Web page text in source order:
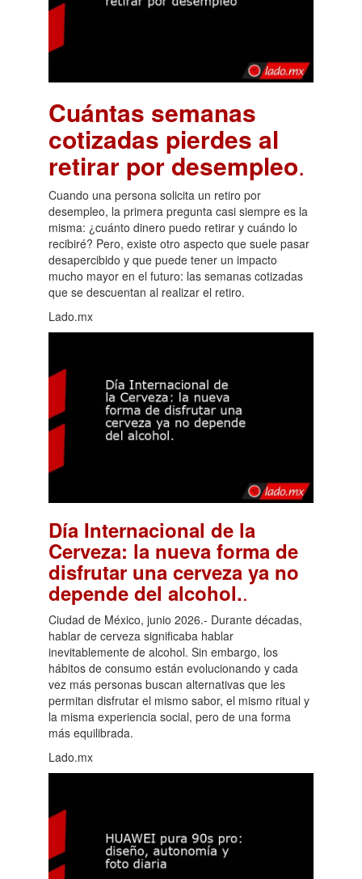
Cuántas semanas
cotizadas pierdes al
retirar por desempleo.
Cuando una persona solicita un retiro por
desempleo, la primera pregunta casi siempre es la
misma: ¿cuánto dinero puedo retirar y cuándo lo
recibiré? Pero, existe otro aspecto que suele pasar
desapercibido y que puede tener un impacto
mucho mayor en el futuro: las semanas cotizadas
que se descuentan al realizar el retiro.
Lado.mx
Día Internacional de la
Cerveza: la nueva forma de
disfrutar una cerveza ya no
depende del alcohol..
Ciudad de México, junio 2026.- Durante décadas,
hablar de cerveza significaba hablar
inevitablemente de alcohol. Sin embargo, los
hábitos de consumo están evolucionando y cada
vez más personas buscan alternativas que les
permitan disfrutar el mismo sabor, el mismo ritual y
la misma experiencia social, pero de una forma
más equilibrada.
Lado.mx